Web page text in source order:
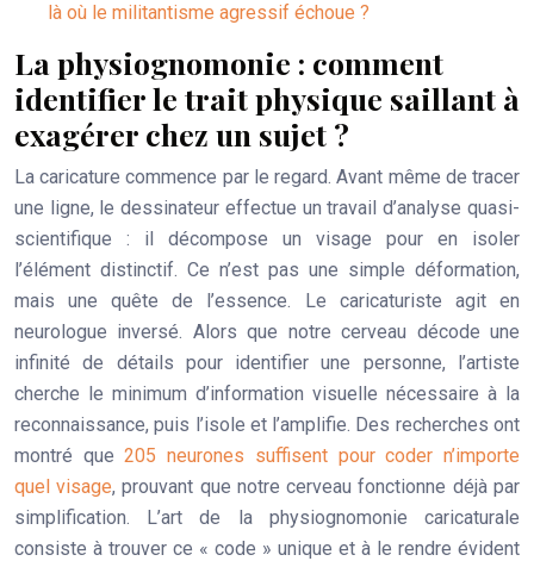
là où le militantisme agressif échoue ?
La physiognomonie : comment
identifier le trait physique saillant à
exagérer chez un sujet ?
La caricature commence par le regard. Avant même de tracer
une ligne, le dessinateur effectue un travail d’analyse quasi-
scientifique : il décompose un visage pour en isoler
l’élément distinctif. Ce n’est pas une simple déformation,
mais une quête de l’essence. Le caricaturiste agit en
neurologue inversé. Alors que notre cerveau décode une
infinité de détails pour identifier une personne, l’artiste
cherche le minimum d’information visuelle nécessaire à la
reconnaissance, puis l’isole et l’amplifie. Des recherches ont
montré que205 neurones suffisent pour coder n’importe
quel visage, prouvant que notre cerveau fonctionne déjà par
simplification. L’art de la physiognomonie caricaturale
consiste à trouver ce « code » unique et à le rendre évident